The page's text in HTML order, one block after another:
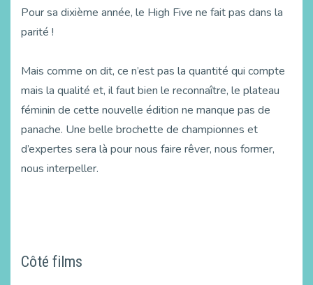
Pour sa dixième année, le High Five ne fait pas dans la
parité !
Mais comme on dit, ce n’est pas la quantité qui compte
mais la qualité et, il faut bien le reconnaître, le plateau
féminin de cette nouvelle édition ne manque pas de
panache. Une belle brochette de championnes et
d’expertes sera là pour nous faire rêver, nous former,
nous interpeller.
Côté films